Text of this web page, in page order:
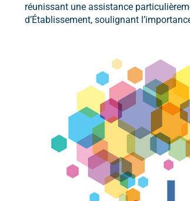
réunissant une assistance
d’Établissement, soulignant